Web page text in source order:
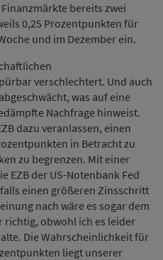
bereits zwei
0,25 Prozentpunkten für
und im Dezember ein.
verschlechtert. Und auch
was auf eine
Nachfrage hinweist.
dazu veranlassen, einen
in Betracht zu
zu begrenzen. Mit einer
EZB der US-Notenbank Fed
einen größeren Zinsschritt
nach wäre es sogar dem
richtig, obwohl ich es leider
Die Wahrscheinlichkeit für
liegt unserer